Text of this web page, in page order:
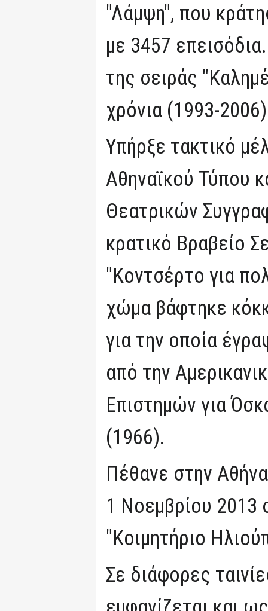
"Λάμψη", που
με 3457
της σειράς
χρόνια (1993-
Υπήρξε τακτικό
Αθηναϊκού Τύπου
Θεατρικών
κρατικό Βραβείο
"Κοντσέρτο για
χώμα βάφτηκε
για την οποία
από την
Επιστημών για
(1966).
Πέθανε στην
1 Νοεμβρίου 2013
"Κοιμητήριο
Σε διάφορες